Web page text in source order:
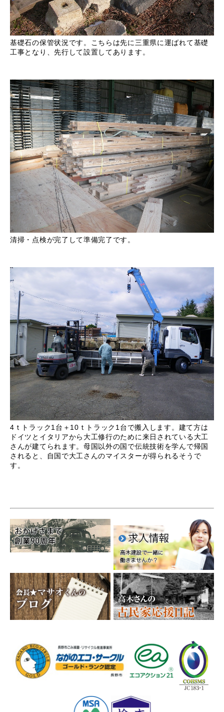
基礎石の保管状況です。こちらは先に三重県に運ばれて基礎
工事となり、先行して設置してあります。
清掃・点検が完了して準備完了です。
4ｔトラック1台＋10ｔトラック1台で搬入します。建て方は
ドイツとイタリアから大工修行のために来日されている大工
さんが建てられます。母国以外の国で伝統技術を学んで帰国
されると、自国で大工さんのマイスターが得られるそうで
す。